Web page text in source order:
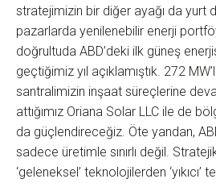
stratejimizin bir diğer ayağı da yurt
pazarlarda yenilenebilir enerji
doğrultuda ABD’deki ilk güneş enerjisi
geçtiğimiz yıl açıklamıştık. 272
santralimizin inşaat süreçlerine
attığımız Oriana Solar LLC ile de
da güçlendireceğiz. Öte yandan,
sadece üretimle sınırlı değil.
‘geleneksel’ teknolojilerden